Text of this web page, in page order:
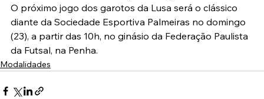
O próximo jogo dos garotos da Lusa será o clássico
diante da Sociedade Esportiva Palmeiras no domingo
(23), a partir das 10h, no ginásio da Federação Paulista
da Futsal, na Penha.
Modalidades